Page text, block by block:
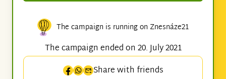
The campaign is running on Znesnáze21
The campaign ended on 20. July 2021
Share with friends